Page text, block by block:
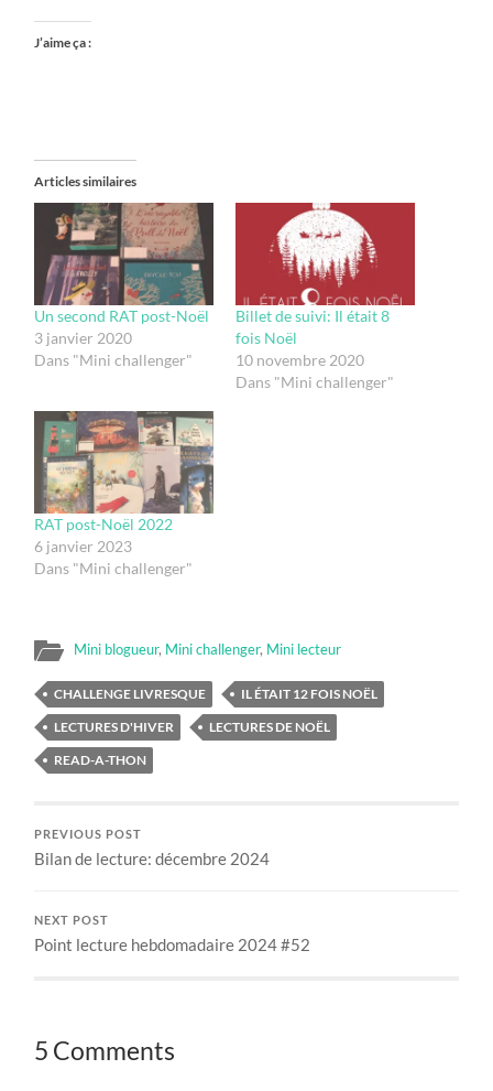
J’aime ça :
Articles similaires
Un second RAT post-Noël
3 janvier 2020
Dans "Mini challenger"
Billet de suivi: Il était 8
fois Noël
10 novembre 2020
Dans "Mini challenger"
RAT post-Noël 2022
6 janvier 2023
Dans "Mini challenger"
Mini blogueur, Mini challenger, Mini lecteur
CHALLENGE LIVRESQUE
IL ÉTAIT 12 FOIS NOËL
LECTURES D'HIVER
LECTURES DE NOËL
READ-A-THON
PREVIOUS POST
Bilan de lecture: décembre 2024
NEXT POST
Point lecture hebdomadaire 2024 #52
5 Comments